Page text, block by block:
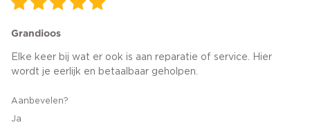
Grandioos
Elke keer bij wat er ook is aan reparatie of service. Hier
wordt je eerlijk en betaalbaar geholpen.
Aanbevelen?
Ja